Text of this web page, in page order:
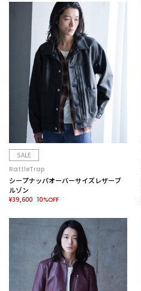
SALE
RattleTrap
シープナッパオーバーサイズレザーブ
ルゾン
¥39,600 10%OFF